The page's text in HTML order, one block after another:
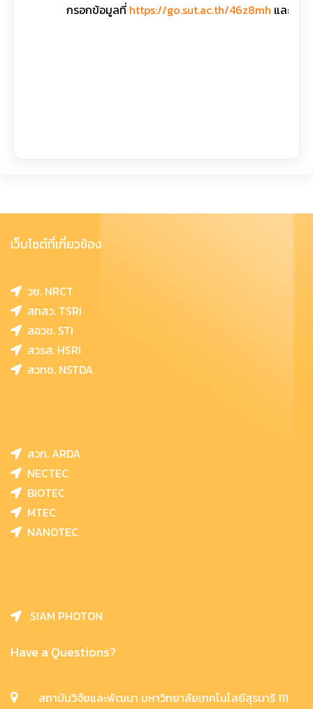
กรอกข้อมูลที่ https://go.sut.ac.th/46z8mh และห้อ
เว็บไซต์ที่เกี่ยวข้อง
วช. NRCT
สทสว. TSRI
สอวช. STI
สวรส. HSRI
สวทช. NSTDA
สวก. ARDA
NECTEC
BIOTEC
MTEC
NANOTEC
SIAM PHOTON
Have a Questions?
สถาบันวิจัยและพัฒนา มหาวิทยาลัยเทคโนโลยีสุรนารี 111